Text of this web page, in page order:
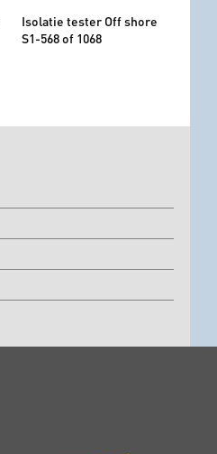
Isolatie tester Off shore
S1-568 of 1068